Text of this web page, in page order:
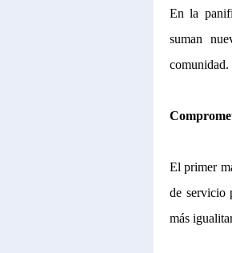
En la
suman
comunidad.
El primer
de servicio
más